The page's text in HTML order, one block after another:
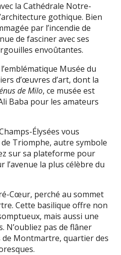
la Cathédrale Notre-
gothique. Bien
par l’incendie de
de fasciner avec ses
envoûtantes.
Musée du
d’œuvres d’art, dont la
de Milo, ce musée est
Baba pour les amateurs
Élysées vous
de Triomphe, autre symbole
sur sa plateforme pour
l’avenue la plus célèbre du
Cœur, perché au sommet
Cette basilique offre non
mais aussi une
N’oubliez pas de flâner
de Montmartre, quartier des